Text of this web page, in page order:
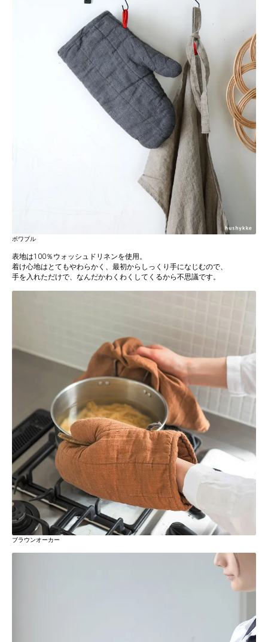
ポワブル
表地は100％ウォッシュドリネンを使用。
着け心地はとてもやわらかく、最初からしっくり手になじむので、
手を入れただけで、なんだかわくわくしてくるから不思議です。
ブラウンオーカー